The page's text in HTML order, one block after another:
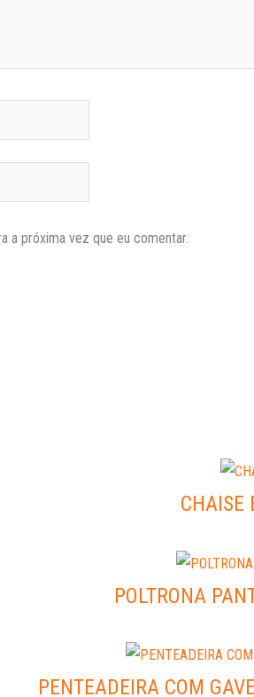
a próxima vez que eu comentar.
CHAISE
POLTRONA
PENTEADEIRA COM